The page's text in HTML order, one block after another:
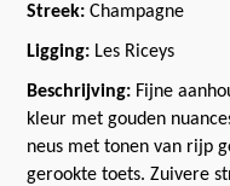
Streek: Champagne
Ligging: Les Riceys
Beschrijving: Fijne
kleur met gouden
neus met tonen van rijp
gerookte toets. Zuivere